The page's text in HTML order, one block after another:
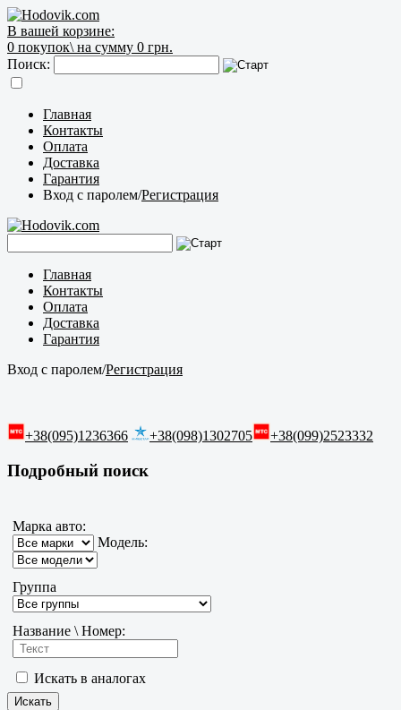
В вашей корзине:
0 покупок\ на сумму 0 грн.
Поиск:
Главная
Контакты
Оплата
Доставка
Гарантия
Вход с паролем/Регистрация
Главная
Контакты
Оплата
Доставка
Гарантия
Вход с паролем/Регистрация
+38(095)1236366 +38(098)1302705 +38(099)2523332
Подробный поиск
Марка авто:
Модель:
Группа
Название \ Номер:
Искать в аналогах